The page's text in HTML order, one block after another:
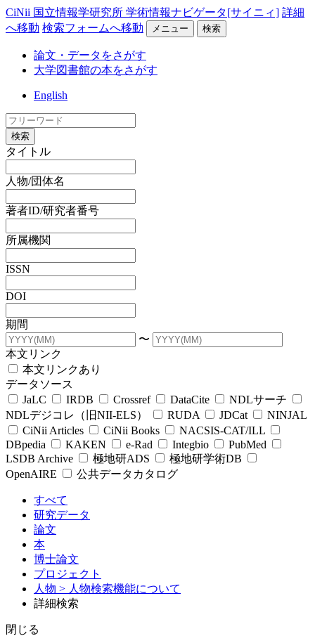
CiNii 国立情報学研究所 学術情報ナビゲータ[サイニィ] 詳細
へ移動 検索フォームへ移動 メニュー 検索
論文・データをさがす
大学図書館の本をさがす
English
検索
タイトル
人物/団体名
著者ID/研究者番号
所属機関
ISSN
DOI
期間
〜
本文リンク
本文リンクあり
データソース
JaLC
IRDB Crossref DataCite
NDLサーチ
NDLデジコレ（旧NII-ELS）
RUDA JDCat
NINJAL
CiNii Articles
CiNii Books
NACSIS-CAT/ILL
DBpedia
KAKEN e-Rad Integbio
PubMed
LSDB Archive
極地研ADS
極地研学術DB
OpenAIRE
公共データカタログ
すべて
研究データ
論文
本
博士論文
プロジェクト
人物 > 人物検索機能について
詳細検索
閉じる